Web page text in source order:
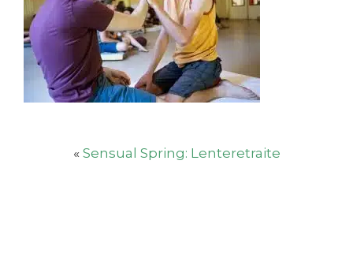
« Sensual Spring: Lenteretraite